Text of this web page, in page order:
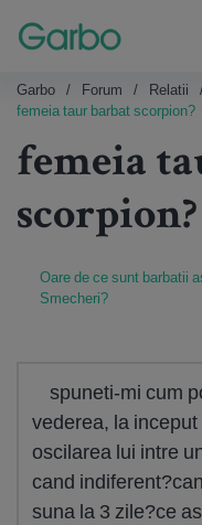
Garbo Forum Relatii
femeia taur barbat scorpion?
femeia
scorpion?
Oare de ce sunt barbatii
Smecheri?
spuneti-mi cum
vederea, la
oscilarea lui intre
cand
suna la 3 zile?ce